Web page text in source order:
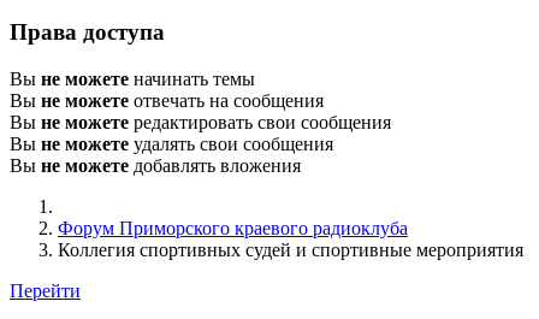
Права доступа
Вы не можете начинать темы
Вы не можете отвечать на сообщения
Вы не можете редактировать свои сообщения
Вы не можете удалять свои сообщения
Вы не можете добавлять вложения
Форум Приморского краевого радиоклуба
Коллегия спортивных судей и спортивные мероприятия
Перейти